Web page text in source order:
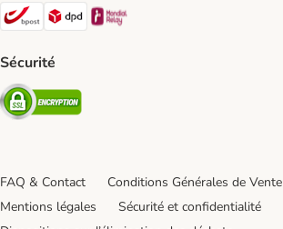
Bpost Shipping Method
DPD Shipping Method
Sécurité
Security
FAQ & Contact
Conditions Générales de Vente
Mentions légales
Sécurité et confidentialité